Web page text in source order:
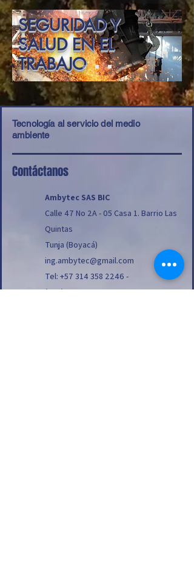
SEGURIDAD Y
SALUD EN EL
TRABAJO
Tecnología al servicio del medio
ambiente
Contáctanos
Ambytec SAS BIC
Calle 47 No 2A - 05 Casa 1. Barrio Las
Quintas
Tunja (Boyacá)
ing.ambytec@gmail.com
Tel: +57 314 358 2246 -
(608) 7402665